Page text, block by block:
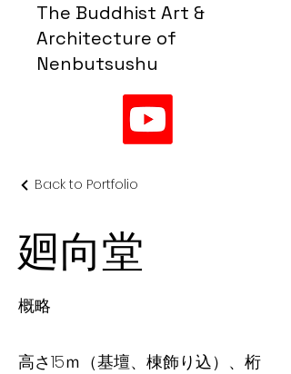
The Buddhist Art &
Architecture of
Nenbutsushu
Back to Portfolio
廻向堂
概略
高さ15ｍ（基壇、棟飾り込）、桁